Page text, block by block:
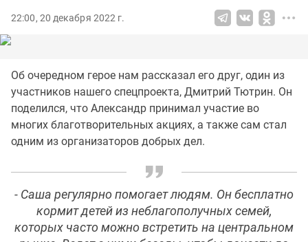
22:00, 20 декабря 2022 г.
Об очередном герое нам рассказал его друг, один из
участников нашего спецпроекта, Дмитрий Тютрин. Он
поделился, что Александр принимал участие во
многих благотворительных акциях, а также сам стал
одним из организаторов добрых дел.
- Саша регулярно помогает людям. Он бесплатно
кормит детей из неблагополучных семей,
которых часто можно встретить на центральном